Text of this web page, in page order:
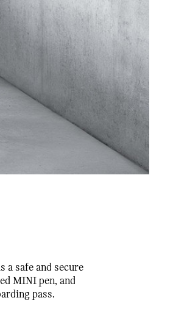
a safe and secure
MINI pen, and
pass.